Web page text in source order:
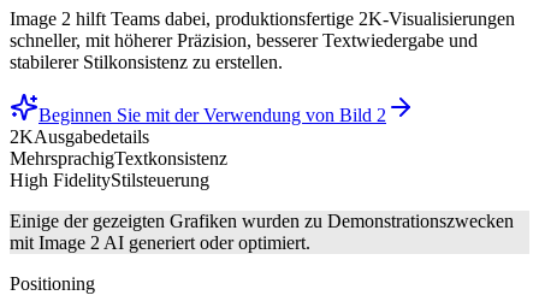
Image 2 hilft Teams dabei, produktionsfertige 2K-Visualisierungen
schneller, mit höherer Präzision, besserer Textwiedergabe und
stabilerer Stilkonsistenz zu erstellen.
Beginnen Sie mit der Verwendung von Bild 2
2KAusgabedetails
MehrsprachigTextkonsistenz
High FidelityStilsteuerung
Einige der gezeigten Grafiken wurden zu Demonstrationszwecken
mit Image 2 AI generiert oder optimiert.
Positioning